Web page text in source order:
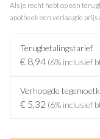
Als je recht hebt op een
apotheek een verlaagde prijs
Terugbetalingstarief
€ 8,94 (6% inclusief
Verhoogde
€ 5,32 (6% inclusief